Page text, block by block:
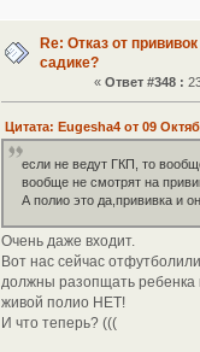
Re: Отказ от
садике?
«Ответ #348 :
Цитата: Eugesha4 от 09
если не ведут ГКП, то
вообще не смотрят на
А полио это да,прививка и
Очень даже входит.
Вот нас сейчас
должны разопщать ребенка
живой полио НЕТ!
И что теперь? (((